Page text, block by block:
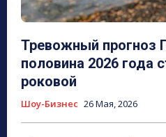
Тревожный прогноз
половина 2026 года
роковой
Шоу-Бизнес 26 Мая, 2026